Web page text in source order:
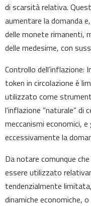
di scarsità relativa.
aumentare la domanda
delle monete rimanenti,
delle medesime, con
Controllo dell’inflazione:
token in circolazione è
utilizzato come
l’inflazione “naturale” di
meccanismi economici,
eccessivamente la
Da notare comunque
essere utilizzato
tendenzialmente
dinamiche economiche,